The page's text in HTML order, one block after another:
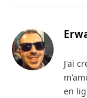
J'ai
en